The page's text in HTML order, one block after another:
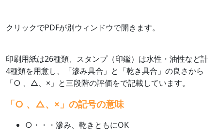
クリックでPDFが別ウィンドウで開きます。
印刷用紙は26種類、スタンプ（印鑑）は水性・油性など計
4種類を用意し、「滲み具合」と「乾き具合」の良さから
「○ 、△、×」と三段階の評価をで記載しています。
「○ 、△、×」の記号の意味
○・・・滲み、乾きともにOK